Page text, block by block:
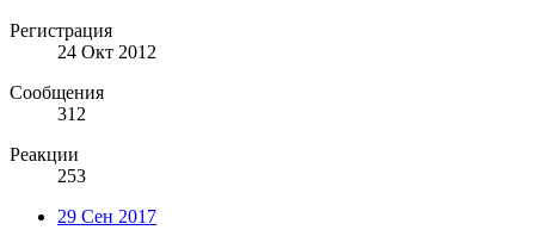
Регистрация
24 Окт 2012
Сообщения
312
Реакции
253
29 Сен 2017